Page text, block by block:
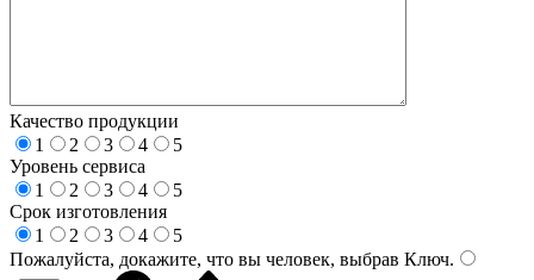
Качество продукции
1
2 3 4
5
Уровень сервиса
1
2 3 4
5
Срок изготовления
1
2 3 4
5
Пожалуйста, докажите, что вы человек, выбрав Ключ.